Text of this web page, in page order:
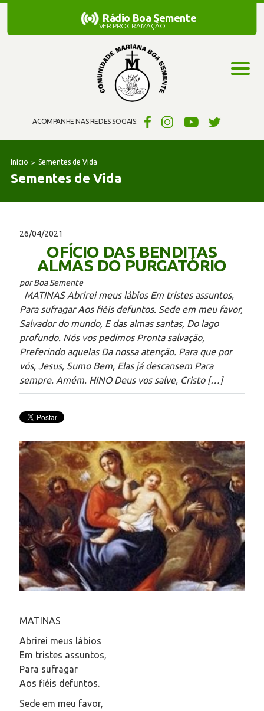
ACOMPANHE NAS REDES SOCIAIS:
Rádio Boa Semente
Rádio Boa Semente
VER PROGRAMAÇÃO
Início Sementes de Vida
Sementes de Vida
26/04/2021
OFÍCIO DAS BENDITAS
ALMAS DO PURGATÓRIO
por Boa Semente
MATINAS Abrirei meus lábios Em tristes assuntos,
Para sufragar Aos fiéis defuntos. Sede em meu favor,
Salvador do mundo, E das almas santas, Do lago
profundo. Nós vos pedimos Pronta salvação,
Preferindo aquelas Da nossa atenção. Para que por
vós, Jesus, Sumo Bem, Elas já descansem Para
sempre. Amém. HINO Deus vos salve, Cristo […]
MATINAS
Abrirei meus lábios
Em tristes assuntos,
Para sufragar
Aos fiéis defuntos.
Sede em meu favor,